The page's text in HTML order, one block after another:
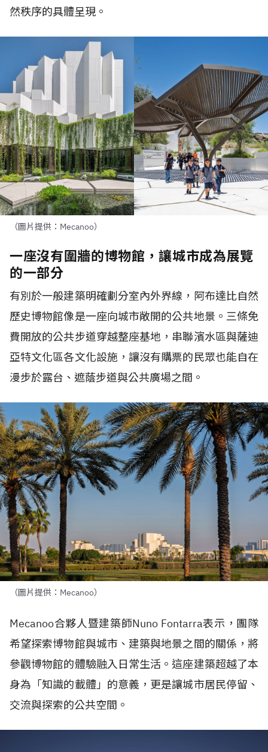
然秩序的具體呈現。
（圖片提供：Mecanoo）
一座沒有圍牆的博物館，讓城市成為展覽
的一部分
有別於一般建築明確劃分室內外界線，阿布達比自然
歷史博物館像是一座向城市敞開的公共地景。三條免
費開放的公共步道穿越整座基地，串聯濱水區與薩迪
亞特文化區各文化設施，讓沒有購票的民眾也能自在
漫步於露台、遮蔭步道與公共廣場之間。
（圖片提供：Mecanoo）
Mecanoo合夥人暨建築師Nuno Fontarra表示，團隊
希望探索博物館與城市、建築與地景之間的關係，將
參觀博物館的體驗融入日常生活。這座建築超越了本
身為「知識的載體」的意義，更是讓城市居民停留、
交流與探索的公共空間。